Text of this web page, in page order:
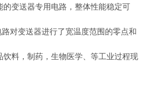
的变送器专用电路，整体性能稳定可
路对变送器进行了宽温度范围的零点和
饮料，制药，生物医学、等工业过程现